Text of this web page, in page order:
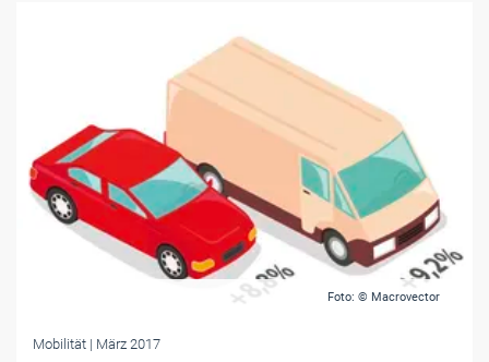
Foto: © Macrovector
Mobilität | März 2017